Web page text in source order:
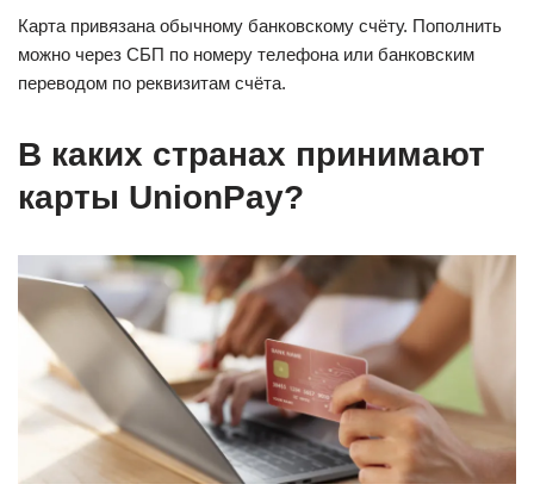
Карта привязана обычному банковскому счёту. Пополнить
можно через СБП по номеру телефона или банковским
переводом по реквизитам счёта.
В каких странах принимают
карты UnionPay?